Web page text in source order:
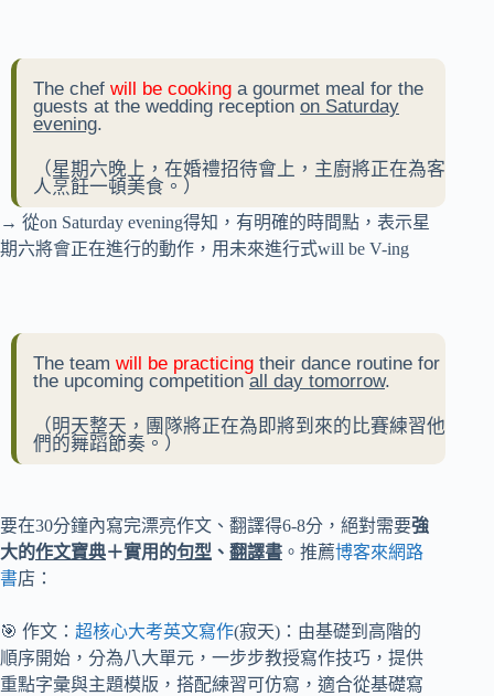
The chef will be cooking a gourmet meal for the
guests at the wedding reception on Saturday
evening.
（星期六晚上，在婚禮招待會上，主廚將正在為客
人烹飪一頓美食。）
→ 從on Saturday evening得知，有明確的時間點，表示星
期六將會正在進行的動作，用未來進行式will be V-ing
The team will be practicing their dance routine for
the upcoming competitionall day tomorrow.
（明天整天，團隊將正在為即將到來的比賽練習他
們的舞蹈節奏。）
要在30分鐘內寫完漂亮作文、翻譯得6-8分，絕對需要強
大的作文寶典＋實用的句型 、 翻譯書 。推薦博客來網路
書店：
🎯 作文： 超核心大考英文寫作(寂天)：由基礎到高階的
順序開始，分為八大單元，一步步教授寫作技巧，提供
重點字彙與主題模版，搭配練習可仿寫，適合從基礎寫